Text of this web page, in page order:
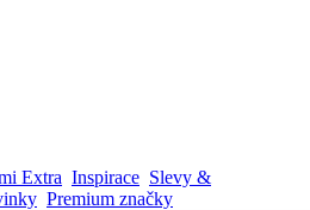
Extra Inspirace Slevy &
Premium značky